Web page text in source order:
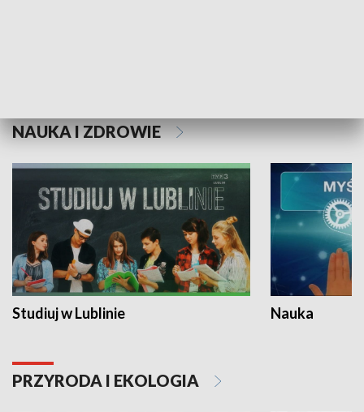
NAUKA I ZDROWIE
Studiuj w Lublinie Nauka
PRZYRODA I EKOLOGIA